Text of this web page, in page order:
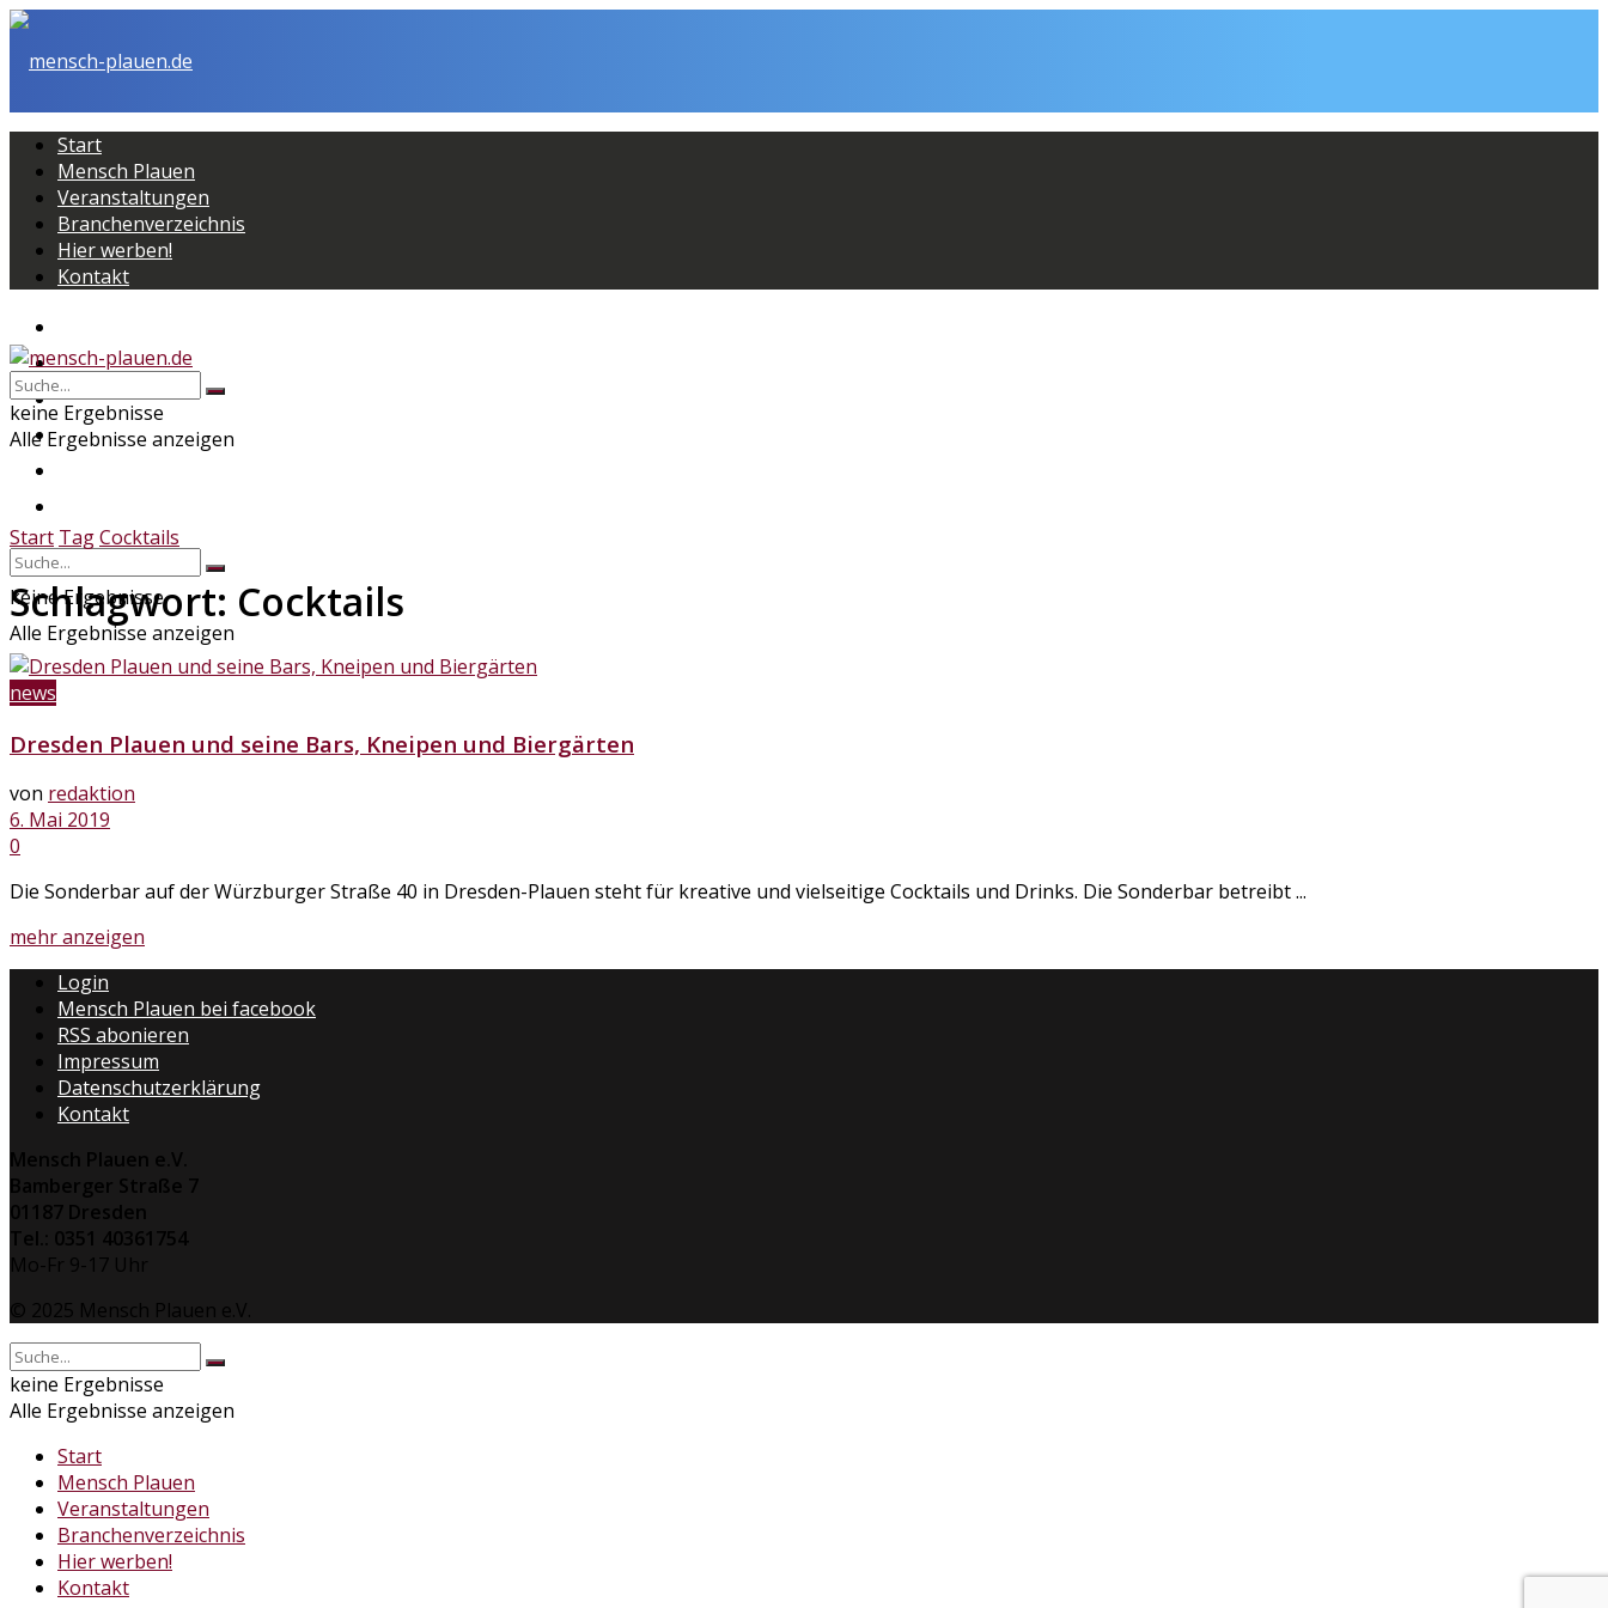
Start
Mensch Plauen
Veranstaltungen
Branchenverzeichnis
Hier werben!
Kontakt
Mensch Plauen
Veranstaltungen
Branchenverzeichnis
keine Ergebnisse
Alle Ergebnisse anzeigen
keine Ergebnisse
Alle Ergebnisse anzeigen
Start TagCocktails
Schlagwort: Cocktails
news
Dresden Plauen und seine Bars, Kneipen und Biergärten
von redaktion
6. Mai 2019
0
Die Sonderbar auf der Würzburger Straße 40 in Dresden-Plauen steht für kreative und vielseitige Cocktails und Drinks. Die Sonderbar betreibt ...
mehr anzeigen
Login
Mensch Plauen bei facebook
RSS abonieren
Impressum
Datenschutzerklärung
Kontakt
Mensch Plauen e.V.
Bamberger Straße 7
01187 Dresden
Tel.: 0351 40361754
Mo-Fr 9-17 Uhr
© 2025 Mensch Plauen e.V.
keine Ergebnisse
Alle Ergebnisse anzeigen
Start
Mensch Plauen
Veranstaltungen
Branchenverzeichnis
Hier werben!
Kontakt